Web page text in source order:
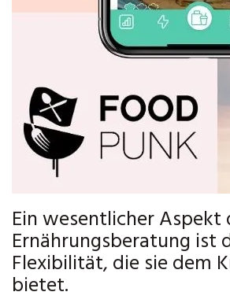
Ein wesentlicher
Ernährungsberatung ist
Flexibilität, die sie dem
bietet.